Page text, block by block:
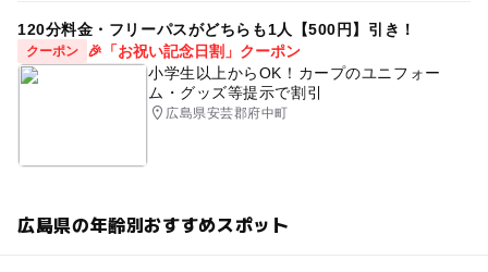
120分料金・フリーパスがどちらも1人【500円】引き！
クーポン
🎉「お祝い記念日割」クーポン
小学生以上からOK！カープのユニフォー
ム・グッズ等提示で割引
広島県安芸郡府中町
広島県の年齢別おすすめスポット